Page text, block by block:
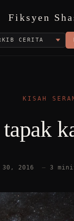
Fiksyen
KISAH
30, 2016 — 3